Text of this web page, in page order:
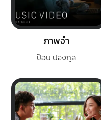
ภาพจำ
ป๊อบ ปองกูล